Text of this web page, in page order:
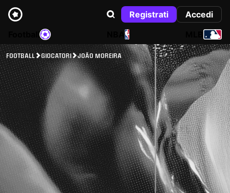
Registrati
Accedi
NBA
FOOTBALL GIOCATORI JOÃO MOREIRA